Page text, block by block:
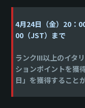
4月24日（金）20：
00（JST）まで
ランクIII以上のイタ
ションポイントを獲
日」を獲得すること